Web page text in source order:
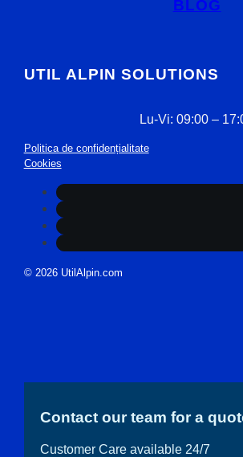
BLOG
UTIL ALPIN SOLUTIONS
Lu-Vi: 09:00 –
Politica de confidențialitate
Cookies
© 2026 UtilAlpin.com
Contact our team for a
Customer Care available 24/7